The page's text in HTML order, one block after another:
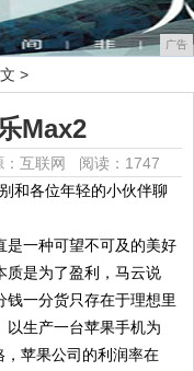
广告
>
Max2
：互联网 阅读：1747
和各位年轻的小伙伴聊
是一种可望不可及的美好
质是为了盈利，马云说
一分货只存在于理想里
以生产一台苹果手机为
苹果公司的利润率在